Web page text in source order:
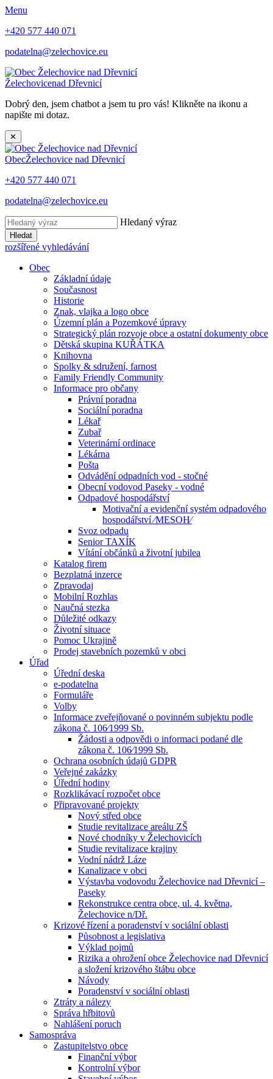
Menu
+420 577 440 071
podatelna@zelechovice.eu
Želechovicenad Dřevnicí
Dobrý den, jsem chatbot a jsem tu pro vás! Klikněte na ikonu a
napište mi dotaz.
✕
ObecŽelechovice nad Dřevnicí
+420 577 440 071
podatelna@zelechovice.eu
Hledaný výraz
Hledat
rozšířené vyhledávání
Obec
Základní údaje
Současnost
Historie
Znak, vlajka a logo obce
Územní plán a Pozemkové úpravy
Strategický plán rozvoje obce a ostatní dokumenty obce
Dětská skupina KUŘÁTKA
Knihovna
Spolky & sdružení, farnost
Family Friendly Community
Informace pro občany
Právní poradna
Sociální poradna
Lékař
Zubař
Veterinární ordinace
Lékárna
Pošta
Odvádění odpadních vod - stočné
Obecní vodovod Paseky - vodné
Odpadové hospodářství
Motivační a evidenční systém odpadového
hospodářství ⁄MESOH⁄
Svoz odpadu
Senior TAXÍK
Vítání občánků a životní jubilea
Katalog firem
Bezplatná inzerce
Zpravodaj
Mobilní Rozhlas
Naučná stezka
Důležité odkazy
Životní situace
Pomoc Ukrajině
Prodej stavebních pozemků v obci
Úřad
Úřední deska
e-podatelna
Formuláře
Volby
Informace zveřejňované o povinném subjektu podle
zákona č. 106⁄1999 Sb.
Žádosti a odpovědi o informaci podané dle
zákona č. 106⁄1999 Sb.
Ochrana osobních údajů GDPR
Veřejné zakázky
Úřední hodiny
Rozklikávací rozpočet obce
Připravované projekty
Nový střed obce
Studie revitalizace areálu ZŠ
Nové chodníky v Želechovicích
Studie revitalizace krajiny
Vodní nádrž Láze
Kanalizace v obci
Výstavba vodovodu Želechovice nad Dřevnicí –
Paseky
Rekonstrukce centra obce, ul. 4. května,
Želechovice n/Dř.
Krizové řízení a poradenství v sociální oblasti
Působnost a legislativa
Výklad pojmů
Rizika a ohrožení obce Želechovice nad Dřevnicí
a složení krizového štábu obce
Návody
Poradenství v sociální oblasti
Ztráty a nálezy
Správa hřbitovů
Nahlášení poruch
Samospráva
Zastupitelstvo obce
Finanční výbor
Kontrolní výbor